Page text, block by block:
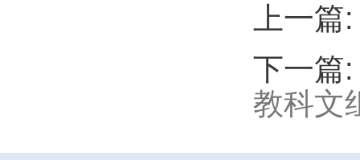
上一
下一篇
教科文